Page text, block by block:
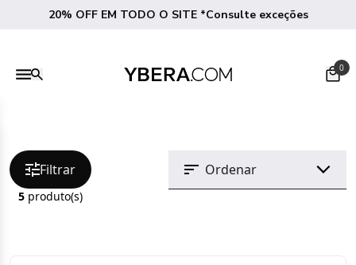
20% OFF EM TODO O SITE *Consulte exceções
0
Filtrar
5 produto(s)